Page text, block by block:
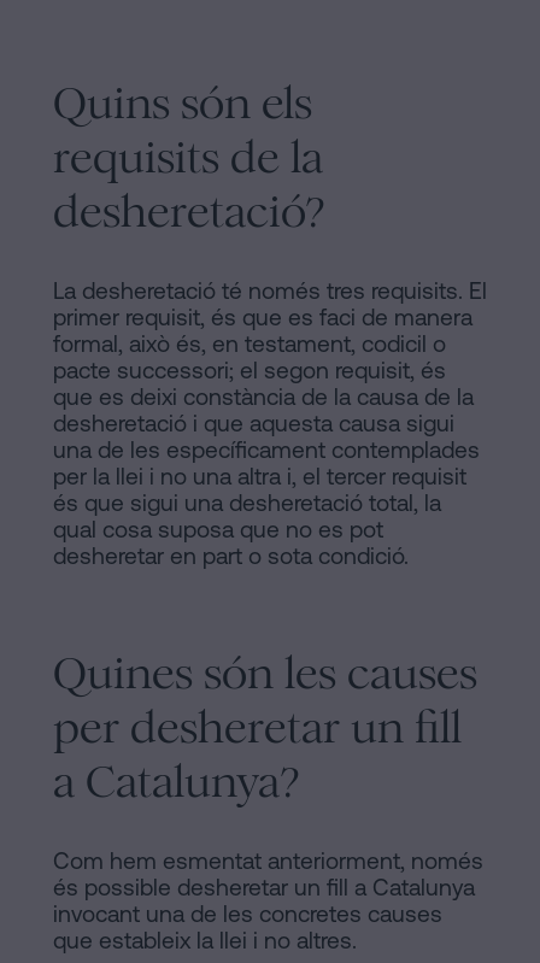
Quins són els
requisits de la
desheretació?
La desheretació té només tres requisits. El
primer requisit, és que es faci de manera
formal, això és, en testament, codicil o
pacte successori; el segon requisit, és
que es deixi constància de la causa de la
desheretació i que aquesta causa sigui
una de les específicament contemplades
per la llei i no una altra i, el tercer requisit
és que sigui una desheretació total, la
qual cosa suposa que no es pot
desheretar en part o sota condició.
Quines són les causes
per desheretar un fill
a Catalunya?
Com hem esmentat anteriorment, només
és possible desheretar un fill a Catalunya
invocant una de les concretes causes
que estableix la llei i no altres.